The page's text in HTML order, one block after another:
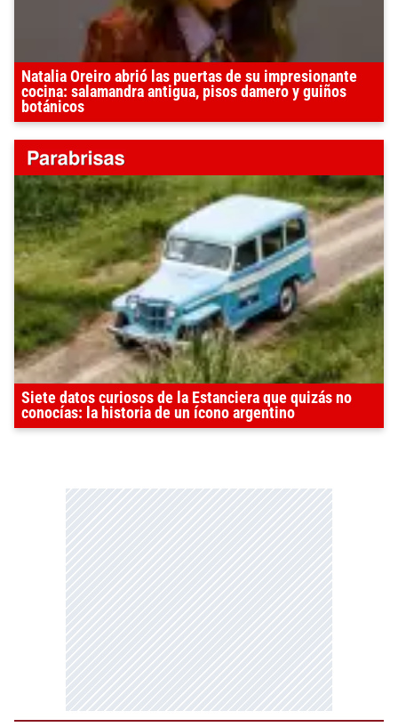
Natalia Oreiro abrió las puertas de su impresionante
cocina: salamandra antigua, pisos damero y guiños
botánicos
Siete datos curiosos de la Estanciera que quizás no
conocías: la historia de un ícono argentino